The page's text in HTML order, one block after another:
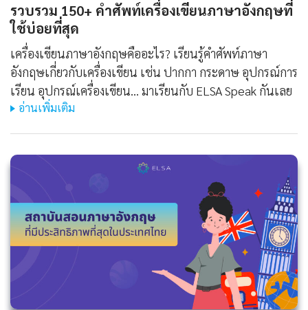
รวบรวม 150+ คำศัพท์เครื่องเขียนภาษาอังกฤษที่
ใช้บ่อยที่สุด
เครื่องเขียนภาษาอังกฤษคืออะไร? เรียนรู้คำศัพท์ภาษา
อังกฤษเกี่ยวกับเครื่องเขียน เช่น ปากกา กระดาษ อุปกรณ์การ
เรียน อุปกรณ์เครื่องเขียน... มาเรียนกับ ELSA Speak กันเลย
อ่านเพิ่มเติม